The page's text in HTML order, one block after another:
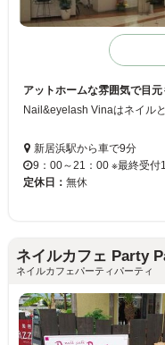
アットホームな雰囲気で目
新居浜駅から車で9分
9：00～21：00 ※最終受付
定休日： 無休
ネイルカフェ Party
ネイルカフェパーティパーティ